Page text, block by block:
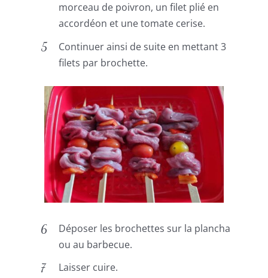
morceau de poivron, un filet plié en
accordéon et une tomate cerise.
Continuer ainsi de suite en mettant 3
filets par brochette.
Déposer les brochettes sur la plancha
ou au barbecue.
Laisser cuire.